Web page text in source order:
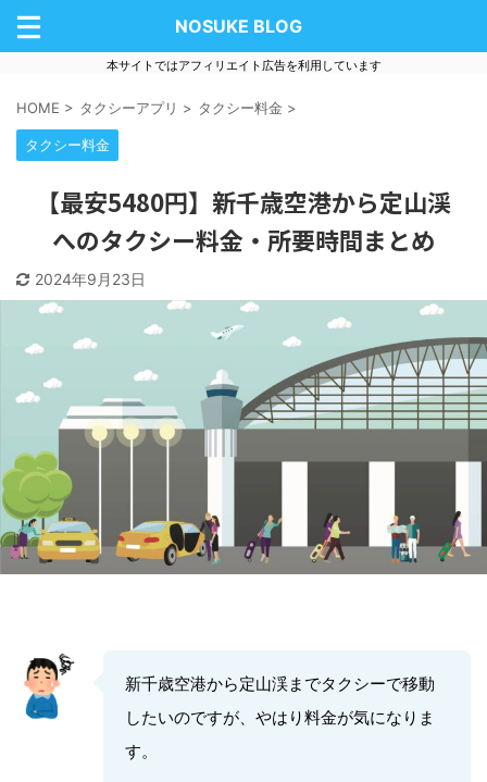
NOSUKE BLOG
本サイトではアフィリエイト広告を利用しています
HOME > タクシーアプリ > タクシー料金 >
タクシー料金
【最安5480円】新千歳空港から定山渓
へのタクシー料金・所要時間まとめ
2024年9月23日
新千歳空港から定山渓までタクシーで移動
したいのですが、やはり料金が気になりま
す。